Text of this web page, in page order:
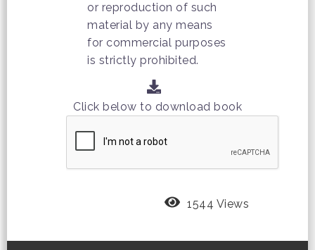
or reproduction of such
material by any means
for commercial purposes
is strictly prohibited.
Click below to download book
1544 Views